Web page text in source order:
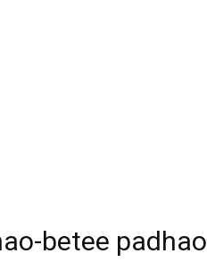
betee padhao